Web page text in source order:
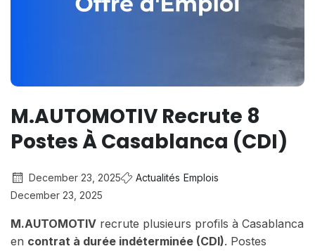
M.AUTOMOTIV Recrute 8
Postes À Casablanca (CDI)
December 23, 2025 Actualités Emplois
December 23, 2025
M.AUTOMOTIV recrute plusieurs profils à Casablanca
en contrat à durée indéterminée (CDI). Postes